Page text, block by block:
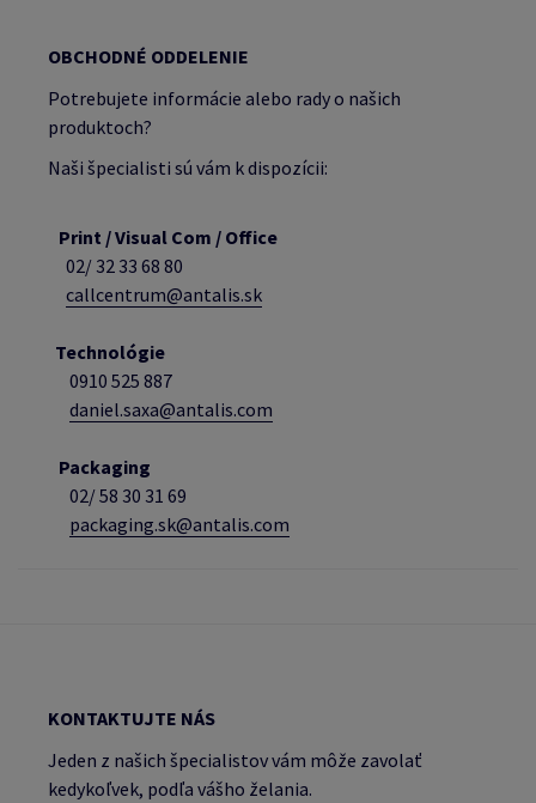
OBCHODNÉ ODDELENIE
Potrebujete informácie alebo rady o našich
produktoch?
Naši špecialisti sú vám k dispozícii:
Print / Visual Com / Office
02/ 32 33 68 80
callcentrum@antalis.sk
Technológie
0910 525 887
daniel.saxa@antalis.com
Packaging
02/58 30 31 69
packaging.sk@antalis.com
KONTAKTUJTE NÁS
Jeden z našich špecialistov vám môže zavolať
kedykoľvek, podľa vášho želania.